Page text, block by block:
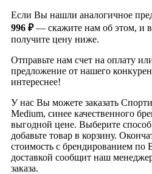
Если Вы нашли аналогичное
996 ₽— скажите нам об этом, и
получите цену ниже.
Отправьте нам счет на оплату
предложение от нашего
интереснее!
У нас Вы можете заказать
Medium, синее качественного
выгодной цене. Выберите
добавьте товар в корзину.
стоимость с брендированием по
доставкой сообщит наш
заказа.